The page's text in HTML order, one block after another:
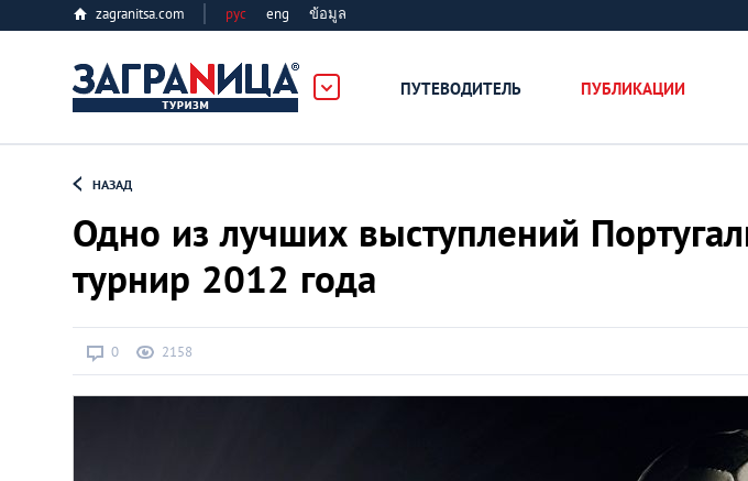
zagranitsa.com рус eng ข้อมูล
ПУТЕВОДИТЕЛЬ ПУБЛИКАЦИИ
Алматы
НАЗАД
Одно из лучших выступлений
турнир 2012 года
0 2158